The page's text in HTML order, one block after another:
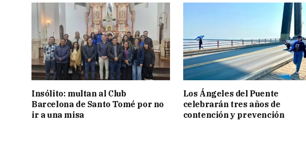
Insólito: multan al Club
Barcelona de Santo Tomé por no
ir a una misa
Los Ángeles del Puente
celebrarán tres años de
contención y prevención